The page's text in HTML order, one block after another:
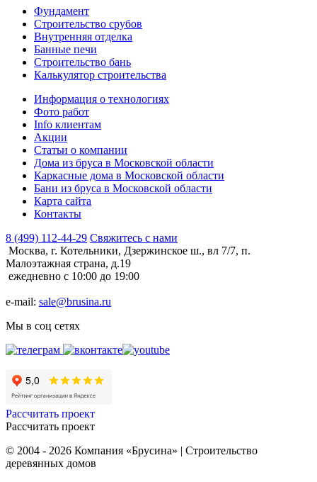
Фундамент
Строительство срубов
Внутренняя отделка
Банные печи
Строительство бань
Калькулятор строительства
Информация о технологиях
Фото работ
Info клиентам
Акции
Статьи о компании
Дома из бруса в Московской области
Каркасные дома в Московской области
Бани из бруса в Московской области
Карта сайта
Контакты
8 (499) 112-44-29 Свяжитесь с нами
Москва, г. Котельники, Дзержинское ш., вл 7/7, п.
Малоэтажная страна, д.19
ежедневно с 10:00 до 19:00
e-mail: sale@brusina.ru
Мы в соц сетях
Рассчитать проект
Рассчитать проект
© 2004 - 2026 Компания «Брусина» | Строительство
деревянных домов